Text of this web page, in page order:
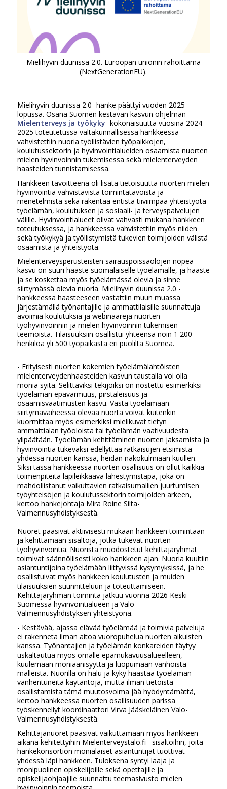
Mielihyvin duunissa 2.0. Euroopan unionin rahoittama
(NextGenerationEU).
Mielihyvin duunissa 2.0 -hanke päättyi vuoden 2025
lopussa. Osana Suomen kestävän kasvun ohjelman
Mielenterveys ja työkyky -kokonaisuutta vuosina 2024-
2025 toteutetussa valtakunnallisessa hankkeessa
vahvistettiin nuoria työllistävien työpaikkojen,
koulutussektorin ja hyvinvointialueiden osaamista nuorten
mielen hyvinvoinnin tukemisessa sekä mielenterveyden
haasteiden tunnistamisessa.
Hankkeen tavoitteena oli lisätä tietoisuutta nuorten mielen
hyvinvointia vahvistavista toimintatavoista ja
menetelmistä sekä rakentaa entistä tiiviimpää yhteistyötä
työelämän, koulutuksen ja sosiaali- ja terveyspalvelujen
välille. Hyvinvointialueet olivat vahvasti mukana hankkeen
toteutuksessa, ja hankkeessa vahvistettiin myös niiden
sekä työkykyä ja työllistymistä tukevien toimijoiden välistä
osaamista ja yhteistyötä.
Mielenterveysperusteisten sairauspoissaolojen nopea
kasvu on suuri haaste suomalaiselle työelämälle, ja haaste
ja se koskettaa myös työelämässä olevia ja sinne
siirtymässä olevia nuoria. Mielihyvin duunissa 2.0 -
hankkeessa haasteeseen vastattiin muun muassa
järjestämällä työnantajille ja ammattilaisille suunnattuja
avoimia koulutuksia ja webinaareja nuorten
työhyvinvoinnin ja mielen hyvinvoinnin tukemisen
teemoista. Tilaisuuksiin osallistui yhteensä noin 1 200
henkilöä yli 500 työpaikasta eri puolilta Suomea.
- Erityisesti nuorten kokemien työelämälähtöisten
mielenterveydenhaasteiden kasvun taustalla voi olla
monia syitä. Selittäviksi tekijöiksi on nostettu esimerkiksi
työelämän epävarmuus, pirstaleisuus ja
osaamisvaatimusten kasvu. Vasta työelämään
siirtymävaiheessa olevaa nuorta voivat kuitenkin
kuormittaa myös esimerkiksi mielikuvat tietyn
ammattialan työoloista tai työelämän vaativuudesta
ylipäätään. Työelämän kehittäminen nuorten jaksamista ja
hyvinvointia tukevaksi edellyttää ratkaisujen etsimistä
yhdessä nuorten kanssa, heidän näkökulmiaan kuullen.
Siksi tässä hankkeessa nuorten osallisuus on ollut kaikkia
toimenpiteitä läpileikkaava lähestymistapa, joka on
mahdollistanut vaikuttavien ratkaisumallien juurtumisen
työyhteisöjen ja koulutussektorin toimijoiden arkeen,
kertoo hankejohtaja Mira Roine Silta-
Valmennusyhdistyksestä.
Nuoret pääsivät aktiivisesti mukaan hankkeen toimintaan
ja kehittämään sisältöjä, jotka tukevat nuorten
työhyvinvointia. Nuorista muodostetut kehittäjäryhmät
toimivat säännöllisesti koko hankkeen ajan. Nuoria kuultiin
asiantuntijoina työelämään liittyvissä kysymyksissä, ja he
osallistuivat myös hankkeen koulutusten ja muiden
tilaisuuksien suunnitteluun ja toteuttamiseen.
Kehittäjäryhmän toiminta jatkuu vuonna 2026 Keski-
Suomessa hyvinvointialueen ja Valo-
Valmennusyhdistyksen yhteistyönä.
- Kestävää, ajassa elävää työelämää ja toimivia palveluja
ei rakenneta ilman aitoa vuoropuhelua nuorten aikuisten
kanssa. Työnantajien ja työelämän konkareiden täytyy
uskaltautua myös omalle epämukavuusalueelleen,
kuulemaan moniäänisyyttä ja luopumaan vanhoista
malleista. Nuorilla on halu ja kyky haastaa työelämän
vanhentuneita käytäntöjä, mutta ilman tietoista
osallistamista tämä muutosvoima jää hyödyntämättä,
kertoo hankkeessa nuorten osallisuuden parissa
työskennellyt koordinaattori Virva Jääskeläinen Valo-
Valmennusyhdistyksestä.
Kehittäjänuoret pääsivät vaikuttamaan myös hankkeen
aikana kehitettyihin Mielenterveystalo.fi –sisältöihin, joita
hankekonsortion monialaiset asiantuntijat tuottivat
yhdessä läpi hankkeen. Tuloksena syntyi laaja ja
monipuolinen opiskelijoille sekä opettajille ja
opiskelijaohjaajille suunnattu teemasivusto mielen